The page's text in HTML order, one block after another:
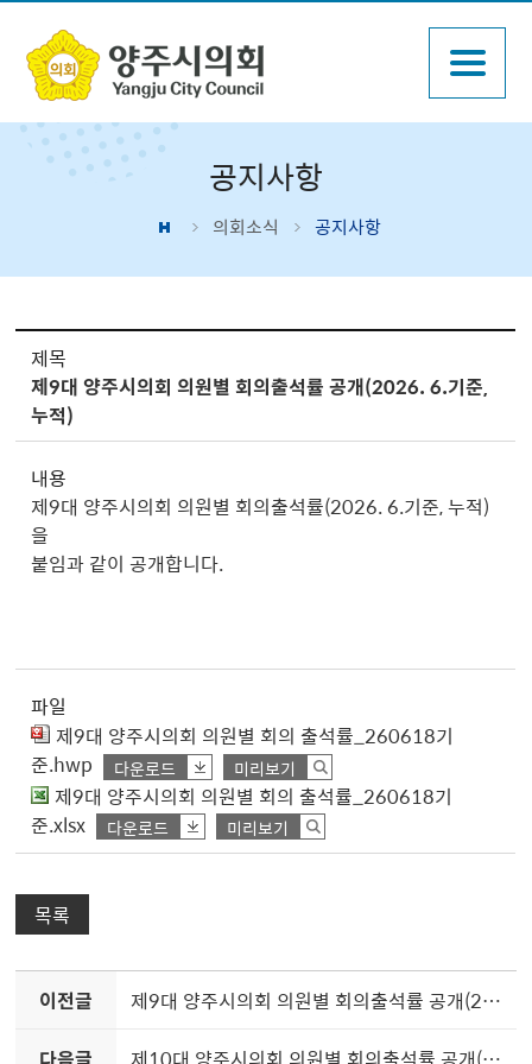
공지사항
의회소식 공지사항
제목
제9대 양주시의회 의원별 회의출석률 공개(2026. 6.기준,
누적)
내용
제9대 양주시의회 의원별 회의출석률(2026. 6.기준, 누적)
을
붙임과 같이 공개합니다.
파일
제9대 양주시의회 의원별 회의 출석률_260618기
준.hwp
다운로드 미리보기
제9대 양주시의회 의원별 회의 출석률_260618기
준.xlsx
다운로드 미리보기
목록
이전글 제9대 양주시의회 의원별 회의출석률 공개(2026. 5.기준, 누적)
다음글 제10대 양주시의회 의원별 회의출석률 공개(2026. 7.기준, 누적)